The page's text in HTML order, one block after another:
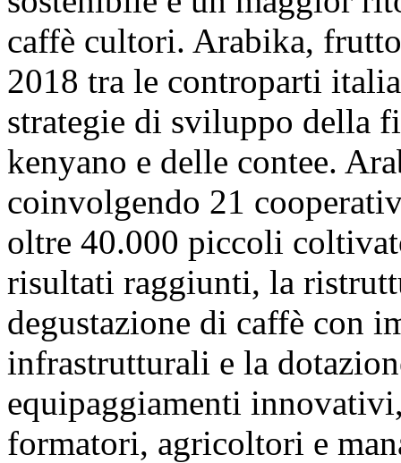
caffè cultori. Arabika,
2018 tra le controparti
strategie di sviluppo della
kenyano e delle contee.
coinvolgendo 21
oltre 40.000 piccoli
risultati raggiunti, la
degustazione di caffè con
infrastrutturali e la
equipaggiamenti
formatori, agricoltori e